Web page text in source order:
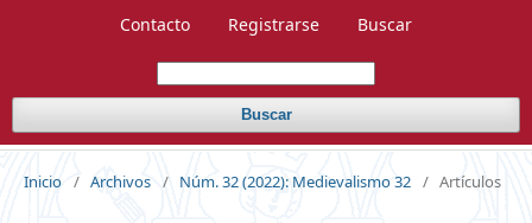
Contacto Registrarse Buscar
Buscar
Inicio / Archivos / Núm. 32 (2022): Medievalismo 32 / Artículos